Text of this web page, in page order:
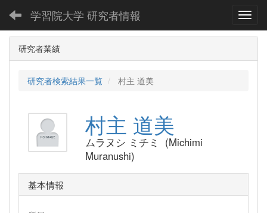
学習院大学 研究者情報
研究者業績
研究者検索結果一覧 村主 道美
村主 道美
ムラヌシ ミチミ (Michimi
Muranushi)
基本情報